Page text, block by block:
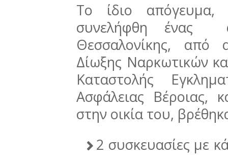
Το ίδιο απόγευμα,
συνελήφθη ένας
Θεσσαλονίκης, από
Δίωξης Ναρκωτικών
Καταστολής
Ασφάλειας Βέροιας,
στην οικία του,
2 συσκευασίες με